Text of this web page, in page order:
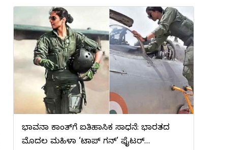
ಭಾವನಾ ಕಾಂತ್‌ಗೆ ಐತಿಹಾಸಿಕ ಸಾಧನೆ: ಭಾರತದ
ಮೊದಲ ಮಹಿಳಾ ‘ಟಾಪ್ ಗನ್’ ಫೈಟರ್…